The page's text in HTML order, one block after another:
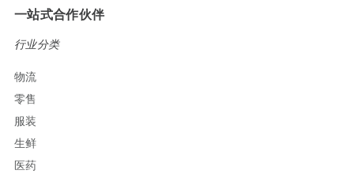
一站式合作伙伴
行业分类
物流
零售
服装
生鲜
医药